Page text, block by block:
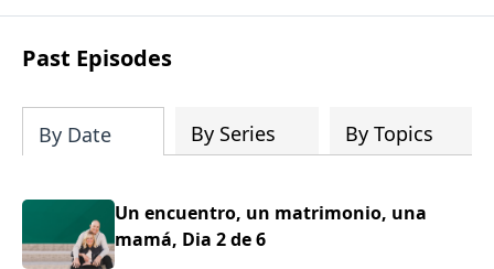
a casa los principios de la Palabra de
Dios para compartirlos con su familia,
su iglesia y su comunidad!
Past Episodes
By Date By Series By Topics
Un encuentro, un matrimonio, una
mamá, Dia 2 de 6